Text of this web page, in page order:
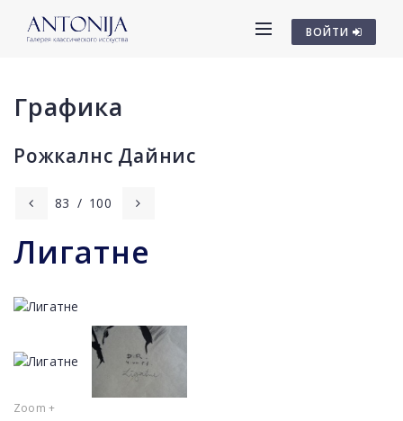
ВОЙТИ
Графика
Рожкалнс Дайниc
83 / 100
Лигатне
Zoom +